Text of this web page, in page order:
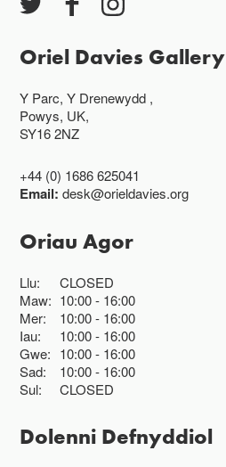
Oriel Davies Gallery
Y Parc, Y Drenewydd ,
Powys, UK,
SY16 2NZ
+44 (0) 1686 625041
Email:desk@orieldavies.org
Oriau Agor
Llu:
CLOSED
Maw: 10:00 16:00
Mer:
10:00 16:00
Iau:
10:00 16:00
Gwe: 10:00 16:00
Sad:
10:00 16:00
Sul:
CLOSED
Dolenni Defnyddiol